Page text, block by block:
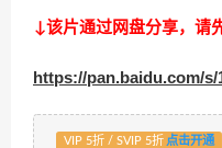
↓该片通过网盘分享，请
https://pan.baidu.com/
VIP 5折 / SVIP 5折 点击开通